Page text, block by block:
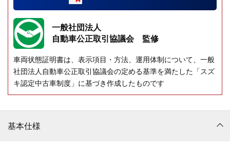
一般社団法人
自動車公正取引協議会 監修
車両状態証明書は、表示項目・方法、運用体制について、一般
社団法人自動車公正取引協議会の定める基準を満たした「スズ
キ認定中古車制度」に基づき作成したものです
基本仕様